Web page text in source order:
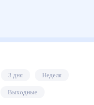
3 дня Неделя
Выходные